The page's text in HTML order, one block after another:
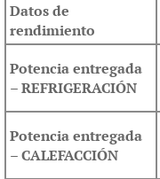
Datos de
rendimiento
Potencia entregada
– REFRIGERACIÓN
Potencia entregada
– CALEFACCIÓN